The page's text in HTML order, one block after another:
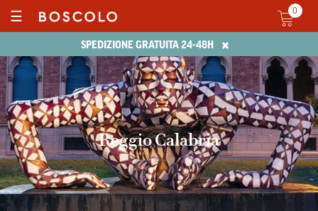
SPEDIZIONE GRATUITA 24-48H ×
☰ 0
Reggio Calabria